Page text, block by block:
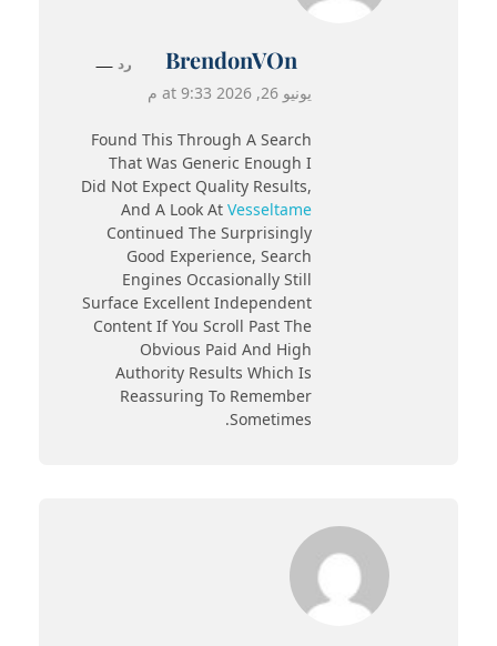
BrendonVOn
يونيو 26, 2026 at 9:33 م
Found This Through A Search
That Was Generic Enough I
Did Not Expect Quality Results,
And A Look At Vesseltame
Continued The Surprisingly
Good Experience, Search
Engines Occasionally Still
Surface Excellent Independent
Content If You Scroll Past The
Obvious Paid And High
Authority Results Which Is
Reassuring To Remember
Sometimes.
رد